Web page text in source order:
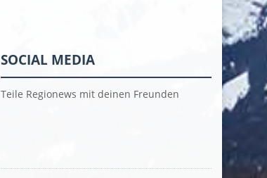
SOCIAL MEDIA
Teile Regionews mit deinen Freunden